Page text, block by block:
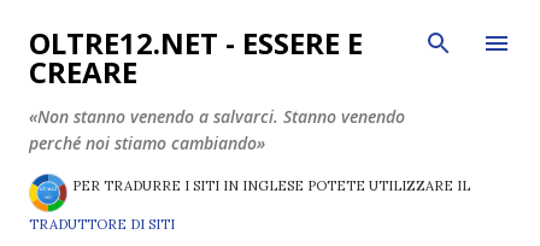
Passa ai contenuti principali
OLTRE12.NET - ESSERE E
CREARE
«Non stanno venendo a salvarci. Stanno venendo
perché noi stiamo cambiando»
PER TRADURRE I SITI IN INGLESE POTETE UTILIZZARE IL
TRADUTTORE DI SITI